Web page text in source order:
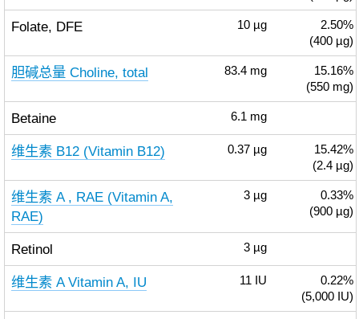
Folate, DFE 10 µg
2.50%
(400 µg)
胆碱总量 Choline, total 83.4 mg
15.16%
(550 mg)
Betaine 6.1 mg
维生素 B12 (Vitamin B12) 0.37 µg
15.42%
(2.4 µg)
维生素 A , RAE (Vitamin A,
RAE)
3 µg
0.33%
(900 µg)
Retinol 3 µg
维生素 A Vitamin A, IU 11 IU
0.22%
(5,000 IU)